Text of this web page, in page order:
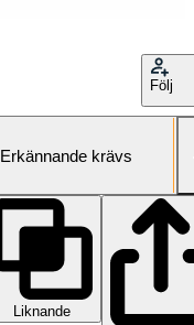
Följ
Erkännande krävs
Liknande